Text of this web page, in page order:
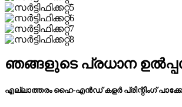
ഞങ്ങളുടെ പ്രധാന
എല്ലാത്തരം ഹൈ-എൻഡ് കളർ പ്രിന്റിംഗ്